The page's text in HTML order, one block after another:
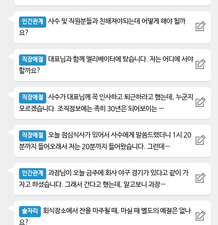
인간관계
사수 및 직원분들과 친해져야되는데 어떻게 해야 될까
요?
직장예절
대표님과 함께 엘리베이터에 탔습니다. 저는 어디에 서야
할까요?
직장예절
사수가 대표님께 꼭 인사하고 퇴근하라고 했는데, 누군지
모르겠습니다. 조직정보에는 족히 30년은 되어보이는 …
직장예절
오늘 점심식사가 있어서 사수에게 말씀드렸더니 1시 20
분까지 들어오래서 저는 20분까지 들어왔습니다. 그런데…
인간관계
과장님이 오늘 금주에 회사 야구 경기가 있다고 같이 가
자고 하셨습니다. 그래서 간다고 했는데, 알고보니 과장…
술자리
회식장소에서 잔을 마주칠 때, 마실 때 별도의 예절은 없나
요?